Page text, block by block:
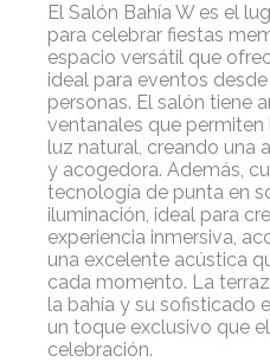
El Salón Bahía W es el
para celebrar fiestas
espacio versátil que
ideal para eventos
personas. El salón tiene
ventanales que permiten
luz natural, creando una
y acogedora. Además,
tecnología de punta en
iluminación, ideal para
experiencia inmersiva,
una excelente acústica
cada momento. La
la bahía y su sofisticado
un toque exclusivo que
celebración.